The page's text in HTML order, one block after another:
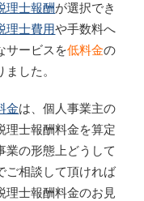
理士報酬が選択でき
理士費用や手数料へ
サービスを低料金の
した。
金は、個人事業主の
理士報酬料金を算定
業の形態上どうして
ご相談して頂ければ
理士報酬料金のお見